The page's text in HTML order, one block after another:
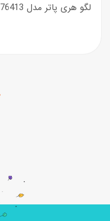
لگو هری پاتر مدل Hogwarts: Room of Requirement 76413